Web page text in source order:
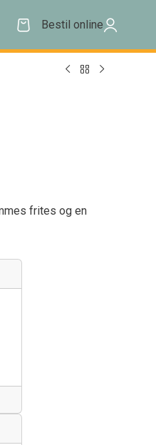
Bestil online
frites og en